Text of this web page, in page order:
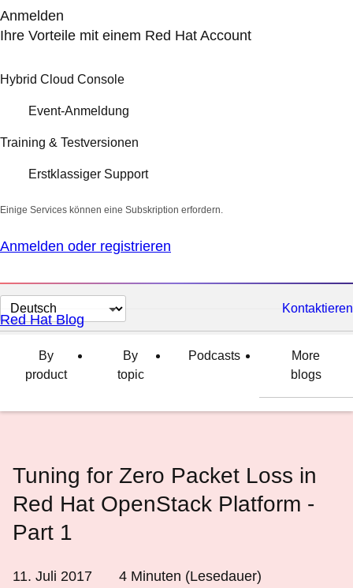
Anmelden
Ihre Vorteile mit einem Red Hat Account
Hybrid Cloud Console
Event-Anmeldung
Training & Testversionen
Erstklassiger Support
Einige Services können eine Subskription erfordern.
Anmelden oder registrieren
Sprache
auswählen
Kontaktieren
Red Hat Blog
By
product
By
topic
Podcasts
More
blogs
Tuning for Zero Packet Loss in
Red Hat OpenStack Platform -
Part 1
11. Juli 2017 4 Minuten (Lesedauer)